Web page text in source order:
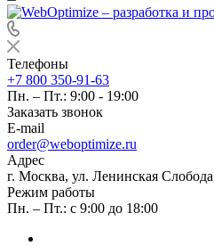
Телефоны
+7 800 350-91-63
Пн. – Пт.: 9:00 - 19:00
Заказать звонок
E-mail
order@weboptimize.ru
Адрес
г. Москва, ул. Ленинская
Режим работы
Пн. – Пт.: с 9:00 до 18:00